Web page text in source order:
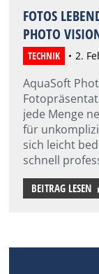
FOTOS
PHOTO
TECHNIK 2.
AquaSoft
jede Menge
für
sich leicht
schnell
BEITRAG LESEN